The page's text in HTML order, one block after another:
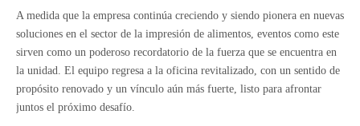
A medida que la empresa continúa creciendo y siendo pionera en nuevas
soluciones en el sector de la impresión de alimentos, eventos como este
sirven como un poderoso recordatorio de la fuerza que se encuentra en
la unidad. El equipo regresa a la oficina revitalizado, con un sentido de
propósito renovado y un vínculo aún más fuerte, listo para afrontar
juntos el próximo desafío.